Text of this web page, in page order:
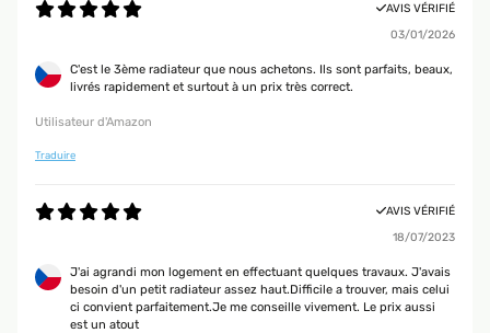
AVIS VÉRIFIÉ
03/01/2026
C'est le 3ème radiateur que nous achetons. Ils sont parfaits, beaux,
livrés rapidement et surtout à un prix très correct.
Utilisateur d'Amazon
Traduire
AVIS VÉRIFIÉ
18/07/2023
J'ai agrandi mon logement en effectuant quelques travaux. J'avais
besoin d'un petit radiateur assez haut.Difficile a trouver, mais celui
ci convient parfaitement.Je me conseille vivement. Le prix aussi
est un atout